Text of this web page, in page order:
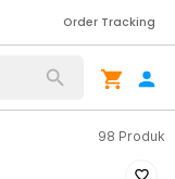
Order Tracking
98 Produk